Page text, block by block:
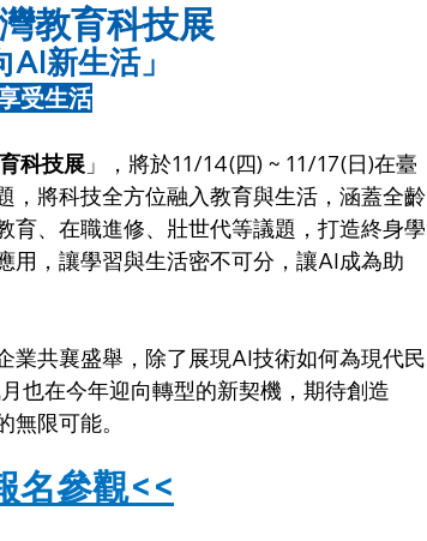
教育科技展
新生活」
受生活
科技展 」，將於11/14(四) ~ 11/17(日)在臺
，將科技全方位融入教育與生活，涵蓋全齡
育、在職進修、壯世代等議題，打造終身學
用，讓學習與生活密不可分，讓AI成為助
業共襄盛舉，除了展現AI技術如何為現代民
也在今年迎向轉型的新契機，期待創造
限可能。
名參觀<<